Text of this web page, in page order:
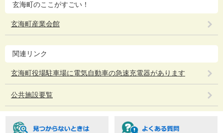
玄海町のここがすごい！
玄海町産業会館
関連リンク
玄海町役場駐車場に電気自動車の急速充電器があります
公共施設要覧